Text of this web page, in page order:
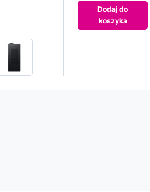
Dodaj do
koszyka